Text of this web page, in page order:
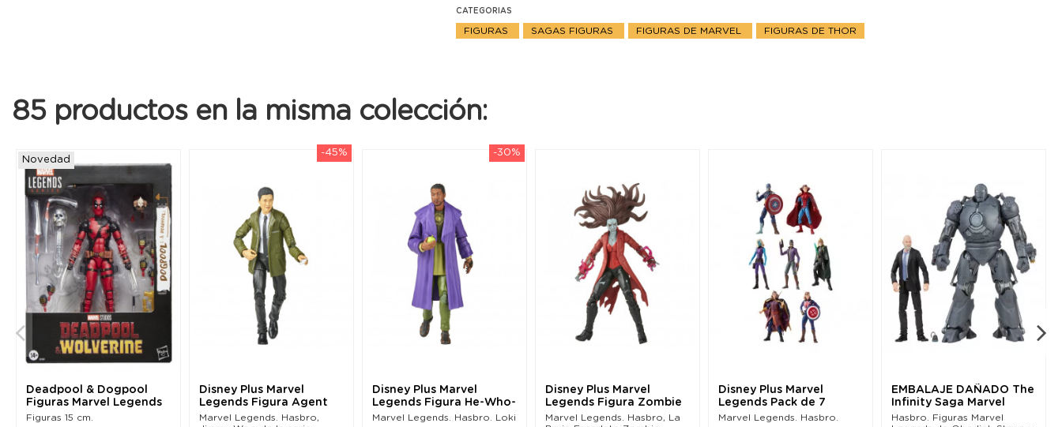
CATEGORIAS
FIGURAS SAGAS FIGURAS FIGURAS DE MARVEL FIGURAS DE THOR
85 productos en la misma colección:
Novedad
Deadpool & Dogpool
Figuras Marvel Legends
(Deadpool & Wolverine)
Figuras 15 cm.
-45%
Disney Plus Marvel
Legends Figura Agent
Jimmy Woo...
Marvel Legends. Hasbro,
-30%
Disney Plus Marvel
Legends Figura He-Who-
Remains (Loki) 15 cm
Marvel Legends. Hasbro. Loki
Disney Plus Marvel
Legends Figura Zombie
Scarlet Witch (What...
Marvel Legends. Hasbro, La
Disney Plus Marvel
Legends Pack de 7
Figuras 15 cm Wave 1...
Marvel Legends. Hasbro.
EMBALAJE DAÑADO The
Infinity Saga Marvel
Legends Figuras...
Hasbro. Figuras Marvel